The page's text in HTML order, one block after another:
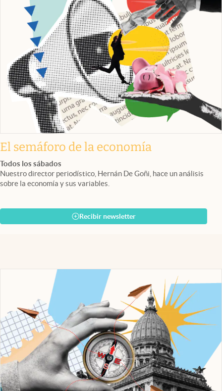
El semáforo de la economía
Todos los sábados
Nuestro director periodístico, Hernán De Goñi, hace un análisis
sobre la economía y sus variables.
Recibir newsletter